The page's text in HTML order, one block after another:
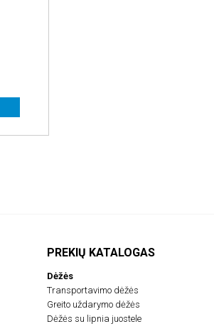
PREKIŲ KATALOGAS
Dėžės
Transportavimo dėžės
Greito uždarymo dėžės
Dėžės su lipnia juostele